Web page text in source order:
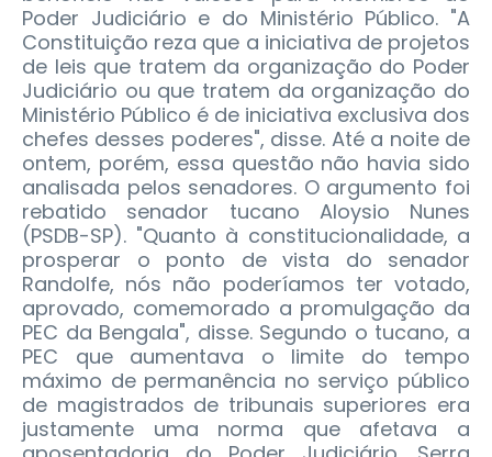
Poder Judiciário e do Ministério Público. "A
Constituição reza que a iniciativa de projetos
de leis que tratem da organização do Poder
Judiciário ou que tratem da organização do
Ministério Público é de iniciativa exclusiva dos
chefes desses poderes", disse. Até a noite de
ontem, porém, essa questão não havia sido
analisada pelos senadores. O argumento foi
rebatido senador tucano Aloysio Nunes
(PSDB-SP). "Quanto à constitucionalidade, a
prosperar o ponto de vista do senador
Randolfe, nós não poderíamos ter votado,
aprovado, comemorado a promulgação da
PEC da Bengala", disse. Segundo o tucano, a
PEC que aumentava o limite do tempo
máximo de permanência no serviço público
de magistrados de tribunais superiores era
justamente uma norma que afetava a